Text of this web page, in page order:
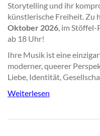
Storytelling und ihr
künstlerische Freiheit. Zu
Oktober 2026, im Stöffel-
ab 18 Uhr!
Ihre Musik ist eine
moderner, queerer
Liebe, Identität,
Weiterlesen